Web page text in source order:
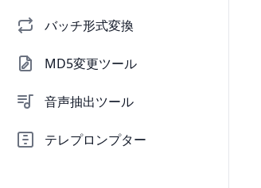
バッチ形式変換
MD5変更ツール
音声抽出ツール
テレプロンプター